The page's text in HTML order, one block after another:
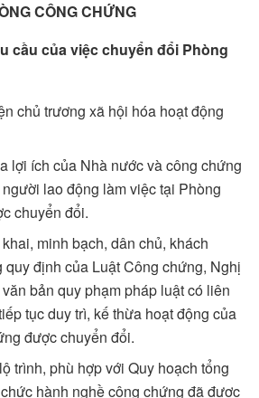
CÔNG CHỨNG
cầu của việc chuyển đổi Phòng
chủ trương xã hội hóa hoạt động
lợi ích của Nhà nước và công chứng
lao động làm việc tại Phòng
chuyển đổi.
minh bạch, dân chủ, khách
quy định của Luật Công chứng, Nghị
bản quy phạm pháp luật có liên
tục duy trì, kế thừa hoạt động của
được chuyển đổi.
trình, phù hợp với Quy hoạch tổng
hành nghề công chứng đã được